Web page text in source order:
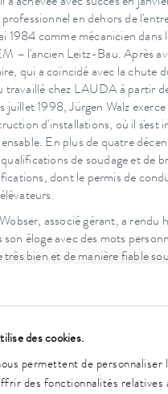
des cookies.
permettent de personnaliser
des fonctionnalités relatives
professionnel en dehors de
1984 comme mécanicien dans
– l'ancien Leitz-Bau. Après
qui a coïncidé avec la chute
travaillé chez LAUDA à partir
juillet 1998, Jürgen Walz
d'installations, où il s'est
En plus de quatre
de soudage et de
dont le permis de
associé gérant, a rendu
son éloge avec des mots
très bien et de manière fiable
il se tient littéralement au
activité exigeante où chaque
de nos installations.
Un anniversaire
de particulier, d'autant plus
pour ses 40 ans